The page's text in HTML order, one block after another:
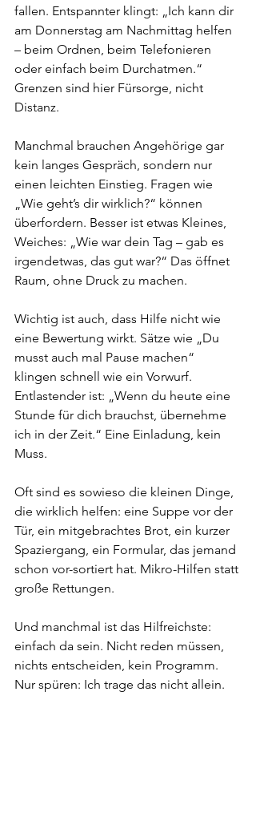
fallen. Entspannter klingt: „Ich kann dir
am Donnerstag am Nachmittag helfen
– beim Ordnen, beim Telefonieren
oder einfach beim Durchatmen.“
Grenzen sind hier Fürsorge, nicht
Distanz.
Manchmal brauchen Angehörige gar
kein langes Gespräch, sondern nur
einen leichten Einstieg. Fragen wie
„Wie geht’s dir wirklich?“ können
überfordern. Besser ist etwas Kleines,
Weiches: „Wie war dein Tag – gab es
irgendetwas, das gut war?“ Das öffnet
Raum, ohne Druck zu machen.
Wichtig ist auch, dass Hilfe nicht wie
eine Bewertung wirkt. Sätze wie „Du
musst auch mal Pause machen“
klingen schnell wie ein Vorwurf.
Entlastender ist: „Wenn du heute eine
Stunde für dich brauchst, übernehme
ich in der Zeit.“ Eine Einladung, kein
Muss.
Oft sind es sowieso die kleinen Dinge,
die wirklich helfen: eine Suppe vor der
Tür, ein mitgebrachtes Brot, ein kurzer
Spaziergang, ein Formular, das jemand
schon vor-sortiert hat. Mikro-Hilfen statt
große Rettungen.
Und manchmal ist das Hilfreichste:
einfach da sein. Nicht reden müssen,
nichts entscheiden, kein Programm.
Nur spüren: Ich trage das nicht allein.